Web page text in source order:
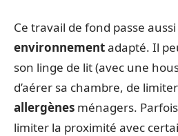
Ce travail de fond passe
environnementadapté. Il
son linge de lit (avec une
d’aérer sa chambre, de
allergènes ménagers.
limiter la proximité avec